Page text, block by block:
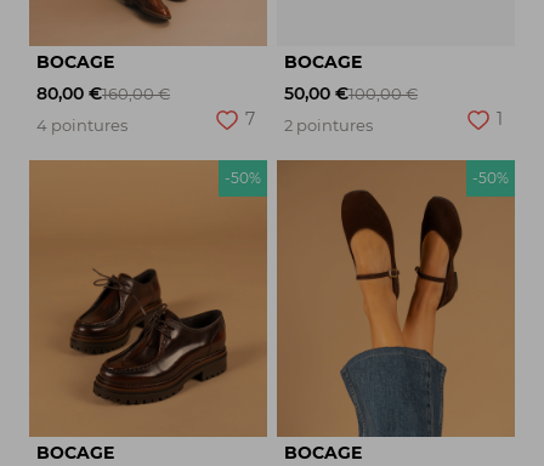
BOCAGE
80,00 €160,00 €
4 pointures
7
BOCAGE
50,00 €100,00 €
2 pointures
1
-50%
BOCAGE
-50%
BOCAGE